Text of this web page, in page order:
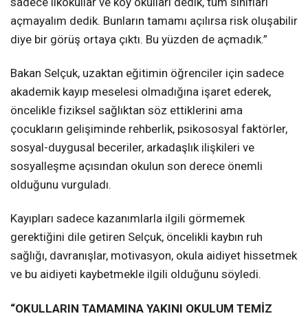
açmayalım dedik. Bunların tamamı açılırsa risk oluşabilir
diye bir görüş ortaya çıktı. Bu yüzden de açmadık.”
Bakan Selçuk, uzaktan eğitimin öğrenciler için sadece
akademik kayıp meselesi olmadığına işaret ederek,
öncelikle fiziksel sağlıktan söz ettiklerini ama
çocukların gelişiminde rehberlik, psikososyal faktörler,
sosyal-duygusal beceriler, arkadaşlık ilişkileri ve
sosyalleşme açısından okulun son derece önemli
olduğunu vurguladı.
Kayıpları sadece kazanımlarla ilgili görmemek
gerektiğini dile getiren Selçuk, öncelikli kaybın ruh
sağlığı, davranışlar, motivasyon, okula aidiyet hissetmek
ve bu aidiyeti kaybetmekle ilgili olduğunu söyledi.
“OKULLARIN TAMAMINA YAKINI OKULUM TEMİZ